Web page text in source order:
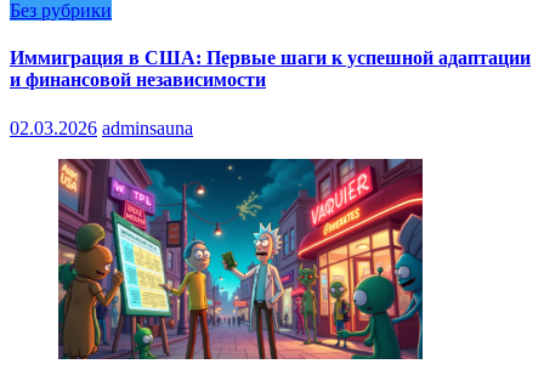
Без рубрики
Иммиграция в США: Первые шаги к успешной адаптации
и финансовой независимости
02.03.2026 adminsauna